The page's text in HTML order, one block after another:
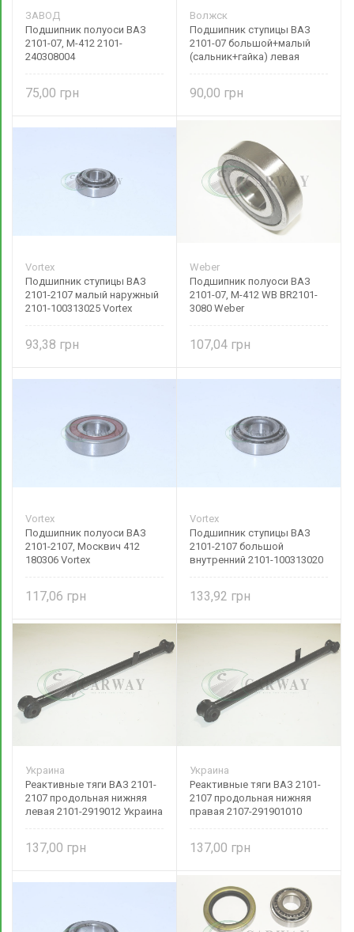
ЗАВОД
Подшипник полуоси ВАЗ
2101-07, М-412 2101-
240308004
75,00
Волжск
Подшипник ступицы ВАЗ
2101-07 большой+малый
(сальник+гайка) левая
90,00
Vortex
Подшипник ступицы ВАЗ
2101-2107 малый наружный
2101-100313025 Vortex
93,38
Weber
Подшипник полуоси ВАЗ
2101-07, М-412 WB BR2101-
3080 Weber
107,04
Vortex
Подшипник полуоси ВАЗ
2101-2107, Москвич 412
180306 Vortex
117,06
Vortex
Подшипник ступицы ВАЗ
2101-2107 большой
внутренний 2101-100313020
133,92
Украина
Реактивные тяги ВАЗ 2101-
2107 продольная нижняя
левая 2101-2919012 Украина
137,00
Украина
Реактивные тяги ВАЗ 2101-
2107 продольная нижняя
правая 2107-291901010
137,00